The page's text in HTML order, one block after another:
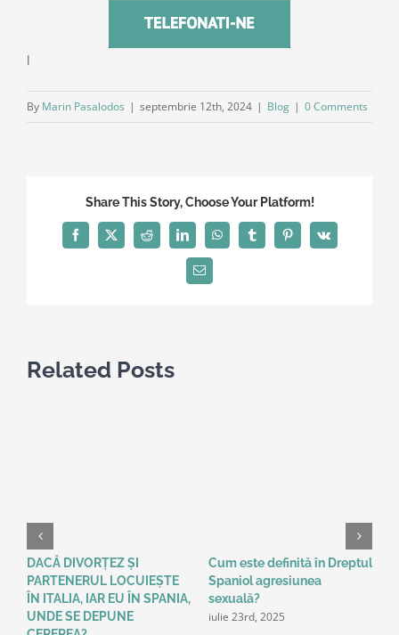
l
By Marin Pasalodos | septembrie 12th, 2024 | Blog | 0 Comments
Share This Story, Choose Your Platform!
Facebook
X Reddit LinkedInWhatsAppTumblrPinterest
Vk
Email
Related Posts
DACĂ DIVORȚEZ ȘI
PARTENERUL LOCUIEȘTE
ÎN ITALIA, IAR EU ÎN SPANIA,
UNDE SE DEPUNE
Cum este definită în Dreptul
Spaniol agresiunea
sexuală?
iulie 23rd, 2025